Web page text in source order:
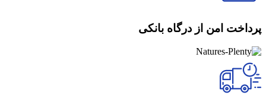
پرداخت امن از درگاه بانکی